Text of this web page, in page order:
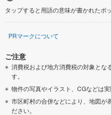
タップすると用語の意味が書かれたポ
PRマークについて
ご注意
消費税および地方消費税の対象とな
す。
物件の写真やイラスト、CGなどは実
市区町村の合併などにより、地図が
ださい。